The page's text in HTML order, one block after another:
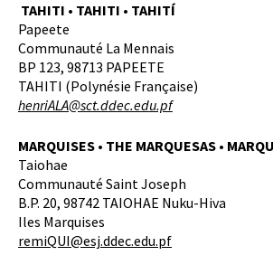
TAHITI • TAHITI • TAHITÍ
Papeete
Communauté La Mennais
BP 123, 98713 PAPEETE
TAHITI (Polynésie Française)
henriALA@sct.ddec.edu.pf
MARQUISES • THE MARQUESAS •
Taiohae
Communauté Saint Joseph
B.P. 20, 98742 TAIOHAE Nuku-Hiva
Iles Marquises
remiQUI@esj.ddec.edu.pf